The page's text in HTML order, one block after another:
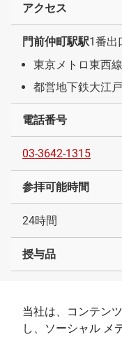
当社は、コンテン
し、ソーシャル メ
アクセス
門前仲町駅駅1番出
東京メトロ東西線
都営地下鉄大江戸
電話番号
03-3642-1315
参拝可能時間
24時間
授与品
御朱印